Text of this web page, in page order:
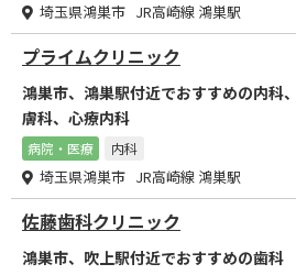
埼玉県鴻巣市 JR高崎線 鴻巣駅
プライムクリニック
鴻巣市、鴻巣駅付近でおすすめの内科
膚科、心療内科
病院・医療 内科
埼玉県鴻巣市 JR高崎線 鴻巣駅
佐藤歯科クリニック
鴻巣市、吹上駅付近でおすすめの歯科